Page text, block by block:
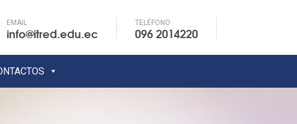
EMAIL
info@itred.edu.ec
TELÉFONO
096 2014220